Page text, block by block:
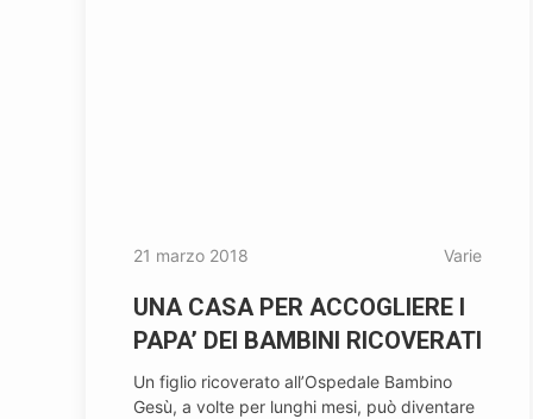
21 marzo 2018 Varie
UNA CASA PER ACCOGLIERE I
PAPA’ DEI BAMBINI RICOVERATI
Un figlio ricoverato all’Ospedale Bambino
Gesù, a volte per lunghi mesi, può diventare